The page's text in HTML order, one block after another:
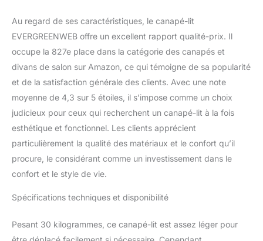
Au regard de ses caractéristiques, le canapé-lit
EVERGREENWEB offre un excellent rapport qualité-prix. Il
occupe la 827e place dans la catégorie des canapés et
divans de salon sur Amazon, ce qui témoigne de sa popularité
et de la satisfaction générale des clients. Avec une note
moyenne de 4,3 sur 5 étoiles, il s’impose comme un choix
judicieux pour ceux qui recherchent un canapé-lit à la fois
esthétique et fonctionnel. Les clients apprécient
particulièrement la qualité des matériaux et le confort qu’il
procure, le considérant comme un investissement dans le
confort et le style de vie.
Spécifications techniques et disponibilité
Pesant 30 kilogrammes, ce canapé-lit est assez léger pour